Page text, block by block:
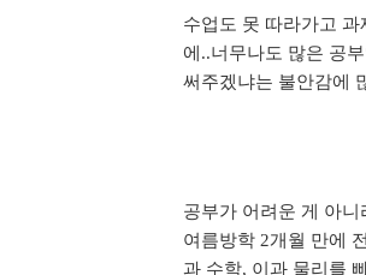
수업도 못 따라가고
에..너무나도 많은 공
써주겠냐는 불안감에
공부가 어려운 게 아
여름방학 2개월 만에
과 수학, 이과 물리를